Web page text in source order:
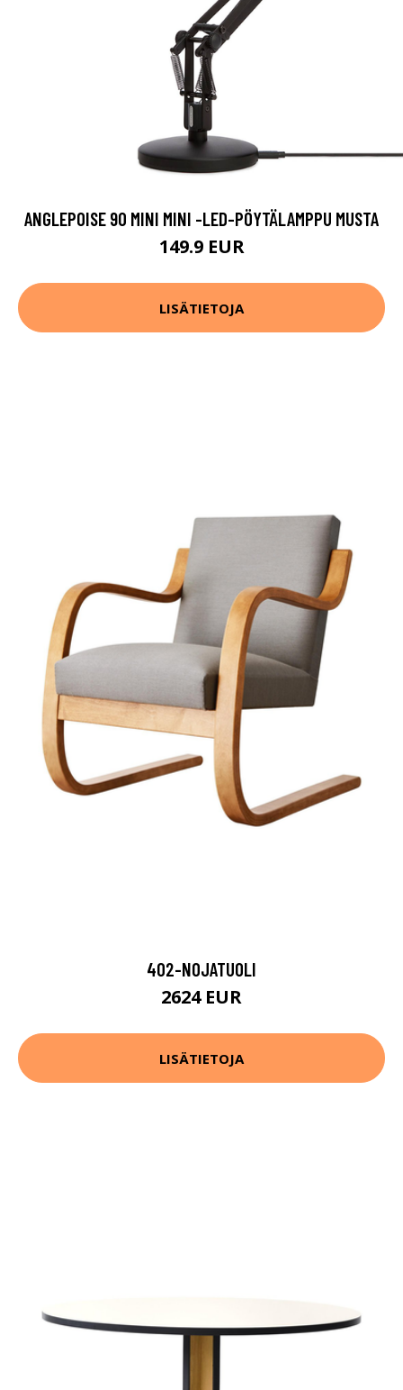
ANGLEPOISE 90 MINI MINI -LED-PÖYTÄLAMPPU MUSTA
149.9 EUR
LISÄTIETOJA
402-NOJATUOLI
2624 EUR
LISÄTIETOJA